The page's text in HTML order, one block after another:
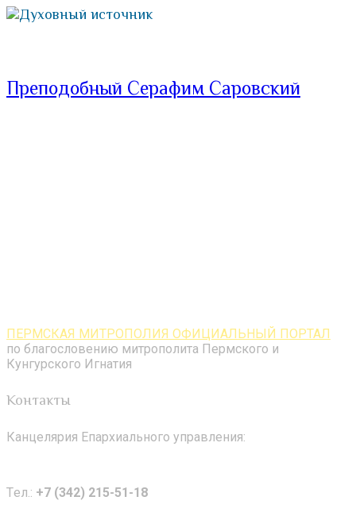
Духовный источник
Преподобный Серафим Саровский
ПЕРМСКАЯ МИТРОПОЛИЯ ОФИЦИАЛЬНЫЙ ПОРТАЛ
по благословению митрополита Пермского и
Кунгурского Игнатия
Контакты
Канцелярия Епархиального управления:
Tел.: +7 (342) 215-51-18